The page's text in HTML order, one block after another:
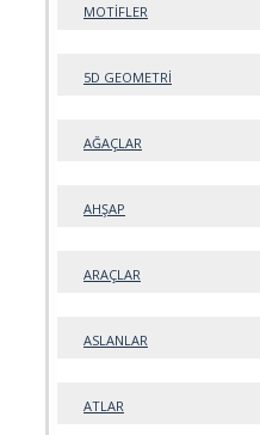
MOTİFLER
5D GEOMETRİ
AĞAÇLAR
AHŞAP
ARAÇLAR
ASLANLAR
ATLAR
-ÖLÇÜ : Genişlik : 120
- YENİ NESİL DUVAR
-Ürün kırılma çatlama
-yapışkanı çok
arkasındaki yapışkanlı